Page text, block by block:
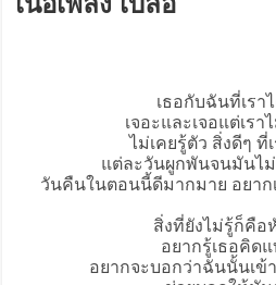
เธอกับฉันที่เรา
เจอะและเจอแต่เรา
ไม่เคยรู้ตัว สิ่งดีๆ ที่
แต่ละวันผูกพันจนมันไม่
วันคืนในตอนนี้ดีมากมาย อยาก
สิ่งที่ยังไม่รู้ก็คือ
อยากรู้เธอคิด
อยากจะบอกว่าฉันนั้นเข้